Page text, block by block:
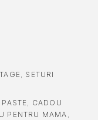
, SETURI
, CADOU
PENTRU MAMA ,